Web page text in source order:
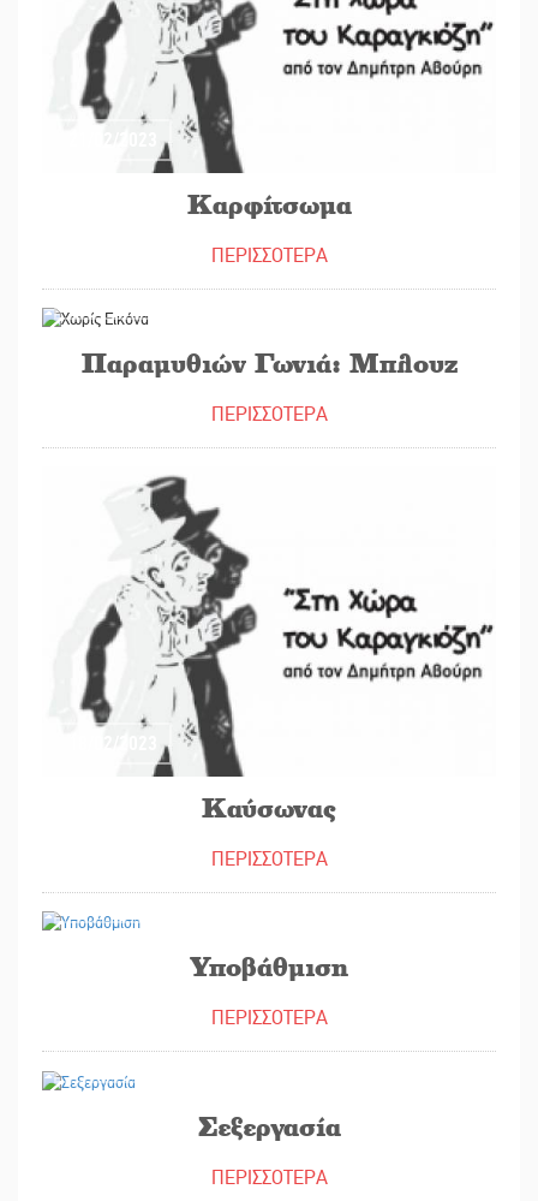
Καρφίτσωμα
ΠΕΡΙΣΣΟΤΕΡΑ
Παραμυθιών Γωνιά: Μπλουζ
ΠΕΡΙΣΣΟΤΕΡΑ
Καύσωνας
ΠΕΡΙΣΣΟΤΕΡΑ
Υποβάθμιση
ΠΕΡΙΣΣΟΤΕΡΑ
Σεξεργασία
ΠΕΡΙΣΣΟΤΕΡΑ